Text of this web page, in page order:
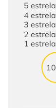
5
4
3
2
1estrela